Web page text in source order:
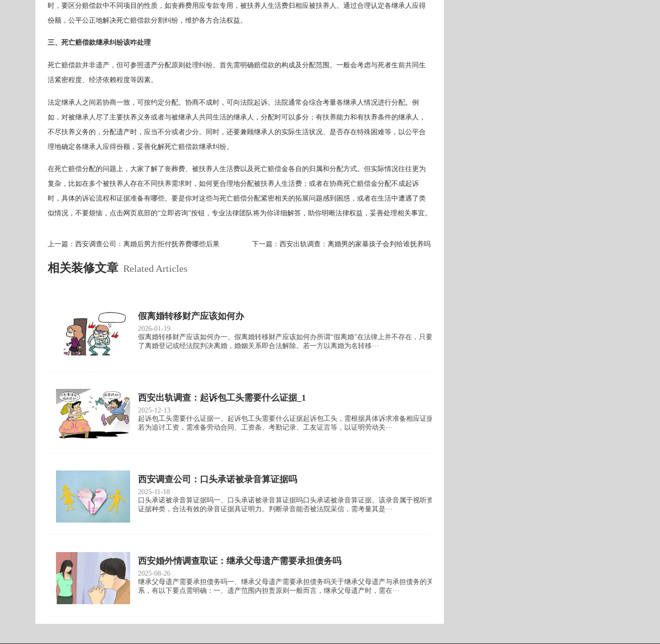
时，要区分赔偿款中不同项目的性质，如丧葬费用应专款专用，被扶养人生活费归相应被扶养人。通过合理认定各继承人应得
份额，公平公正地解决死亡赔偿款分割纠纷，维护各方合法权益。
三、死亡赔偿款继承纠纷该咋处理
死亡赔偿款并非遗产，但可参照遗产分配原则处理纠纷。首先需明确赔偿款的构成及分配范围。一般会考虑与死者生前共同生
活紧密程度、经济依赖程度等因素。
法定继承人之间若协商一致，可按约定分配。协商不成时，可向法院起诉。法院通常会综合考量各继承人情况进行分配。例
如，对被继承人尽了主要扶养义务或者与被继承人共同生活的继承人，分配时可以多分；有扶养能力和有扶养条件的继承人，
不尽扶养义务的，分配遗产时，应当不分或者少分。同时，还要兼顾继承人的实际生活状况、是否存在特殊困难等，以公平合
理地确定各继承人应得份额，妥善化解死亡赔偿款继承纠纷。
在死亡赔偿分配的问题上，大家了解了丧葬费、被扶养人生活费以及死亡赔偿金各自的归属和分配方式。但实际情况往往更为
复杂，比如在多个被扶养人存在不同扶养需求时，如何更合理地分配被扶养人生活费；或者在协商死亡赔偿金分配不成起诉
时，具体的诉讼流程和证据准备有哪些。要是你对这些与死亡赔偿分配紧密相关的拓展问题感到困惑，或者在生活中遭遇了类
似情况，不要烦恼，点击网页底部的“立即咨询”按钮，专业法律团队将为你详细解答，助你明晰法律权益，妥善处理相关事宜。
上一篇： 西安调查公司：离婚后男方拒付抚养费哪些后果 下一篇：西安出轨调查：离婚男的家暴孩子会判给谁抚养吗
相关装修文章 Related Articles
假离婚转移财产应该如何办
2026-01-19
假离婚转移财产应该如何办一、假离婚转移财产应该如何办所谓“假离婚”在法律上并不存在，只要办理
了离婚登记或经法院判决离婚，婚姻关系即合法解除。若一方以离婚为名转移···
西安出轨调查：起诉包工头需要什么证据_1
2025-12-13
起诉包工头需要什么证据一、起诉包工头需要什么证据起诉包工头，需根据具体诉求准备相应证据。
若为追讨工资，需准备劳动合同、工资条、考勤记录、工友证言等，以证明劳动关···
西安调查公司：口头承诺被录音算证据吗
2025-11-18
口头承诺被录音算证据吗一、口头承诺被录音算证据吗口头承诺被录音算证据。该录音属于视听资料
证据种类，合法有效的录音证据具证明力。判断录音能否被法院采信，需考量其是···
西安婚外情调查取证：继承父母遗产需要承担债务吗
2025-08-26
继承父母遗产需要承担债务吗一、继承父母遗产需要承担债务吗关于继承父母遗产与承担债务的关
系，有以下要点需明确：一、遗产范围内担责原则一般而言，继承父母遗产时，需在···